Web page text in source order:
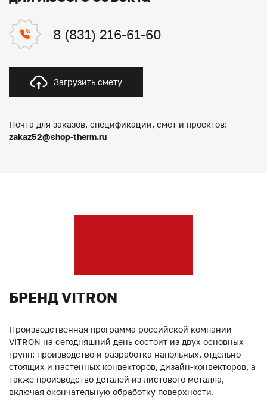
8 (831) 216-61-60
Загрузить смету
Почта для заказов, спецификации, смет и проектов:
zakaz52@shop-therm.ru
БРЕНД VITRON
Производственная программа российской компании
VITRON на сегодняшний день состоит из двух основных
групп: производство и разработка напольных, отдельно
стоящих и настенных конвекторов, дизайн-конвекторов, а
также производство деталей из листового металла,
включая окончательную обработку поверхности.